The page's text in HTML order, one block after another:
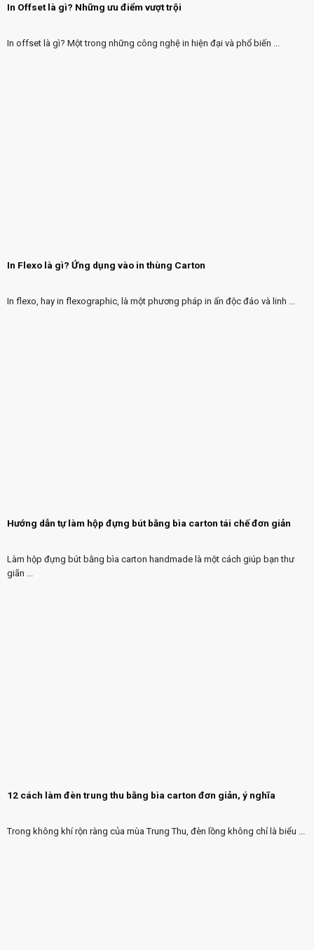
In Offset là gì? Những ưu điểm vượt trội
In offset là gì? Một trong những công nghệ in hiện đại và phổ biến ...
In Flexo là gì? Ứng dụng vào in thùng Carton
In flexo, hay in flexographic, là một phương pháp in ấn độc đáo và linh ...
Hướng dẫn tự làm hộp đựng bút bằng bìa carton tái chế đơn giản
Làm hộp đựng bút bằng bìa carton handmade là một cách giúp bạn thư
giãn ...
12 cách làm đèn trung thu bằng bìa carton đơn giản, ý nghĩa
Trong không khí rộn ràng của mùa Trung Thu, đèn lồng không chỉ là biểu ...